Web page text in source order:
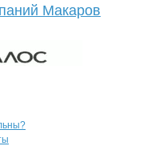
Макаров
компании